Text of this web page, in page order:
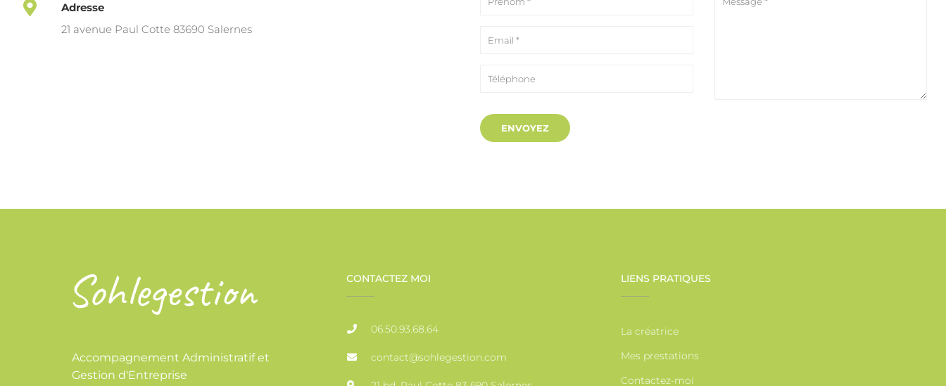
Adresse
21 avenue Paul Cotte 83690 Salernes
Accompagnement Administratif et
Gestion d'Entreprise
CONTACTEZ MOI
06.50.93.68.64
contact@sohlegestion.com
LIENS PRATIQUES
La créatrice
Mes prestations
Contactez-moi